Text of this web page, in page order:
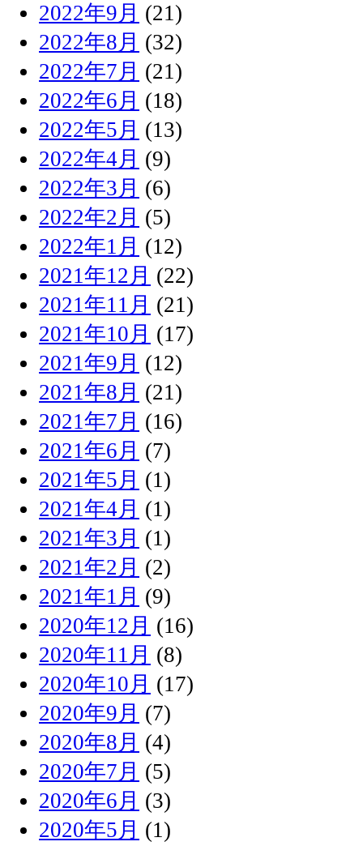
2022年9月 (21)
2022年8月 (32)
2022年7月 (21)
2022年6月 (18)
2022年5月 (13)
2022年4月 (9)
2022年3月 (6)
2022年2月 (5)
2022年1月 (12)
2021年12月 (22)
2021年11月 (21)
2021年10月 (17)
2021年9月 (12)
2021年8月 (21)
2021年7月 (16)
2021年6月 (7)
2021年5月 (1)
2021年4月 (1)
2021年3月 (1)
2021年2月 (2)
2021年1月 (9)
2020年12月 (16)
2020年11月 (8)
2020年10月 (17)
2020年9月 (7)
2020年8月 (4)
2020年7月 (5)
2020年6月 (3)
2020年5月 (1)